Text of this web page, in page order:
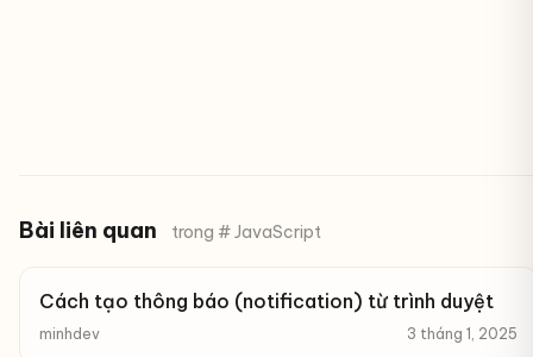
Bài liên quan trong # JavaScript
Cách tạo thông báo (notification) từ trình duyệt
minhdev 3 tháng 1, 2025